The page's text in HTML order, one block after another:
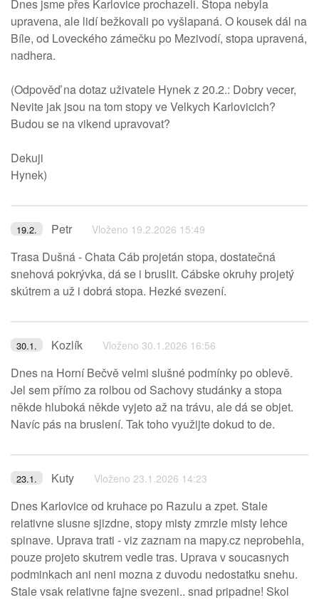
Dnes jsme přes Karlovice prochazeli. Stopa nebyla
upravena, ale lidí bežkovali po vyšlapaná. O kousek dál na
Bíle, od Loveckého zámečku po Mezivodí, stopa upravená,
nadhera.
(Odpověď na dotaz uživatele Hynek z 20.2.: Dobry vecer,
Nevite jak jsou na tom stopy ve Velkych Karlovicich?
Budou se na vikend upravovat?
Dekuji
Hynek)
19.2. Petr Vloženo 19.2.2026 15:49
Trasa Dušná - Chata Cáb projetán stopa, dostatečná
snehová pokrývka, dá se i bruslit. Cábske okruhy projetý
skútrem a už i dobrá stopa. Hezké svezení.
30.1. Kozlík Vloženo 30.1.2026 16:56
Dnes na Horní Bečvě velmi slušné podmínky po oblevě.
Jel sem přímo za rolbou od Sachovy studánky a stopa
někde hluboká někde vyjeto až na trávu, ale dá se objet.
Navíc pás na bruslení. Tak toho využijte dokud to de.
23.1. Kuty Vloženo 23.1.2026 14:23
Dnes Karlovice od kruhace po Razulu a zpet. Stale
relativne slusne sjizdne, stopy misty zmrzle misty lehce
spinave. Uprava trati - viz zaznam na mapy.cz neprobehla,
pouze projeto skutrem vedle tras. Uprava v soucasnych
podminkach ani neni mozna z duvodu nedostatku snehu.
Stale vsak relativne fajne svezeni.. snad pripadne! Skol